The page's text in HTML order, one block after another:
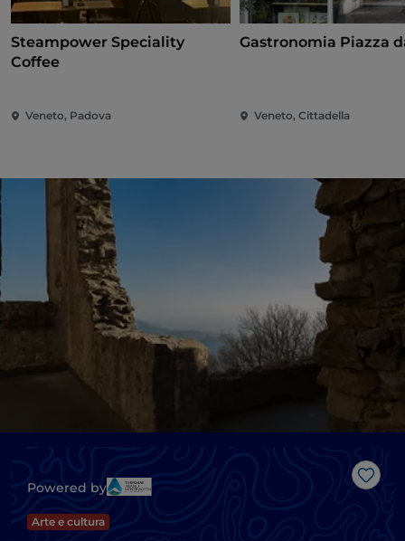
Steampower Speciality
Coffee
Veneto, Padova
Gastronomia Piazza
Veneto, Cittadella
Like
Powered by
Arte e cultura